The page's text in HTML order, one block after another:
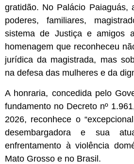
gratidão. No Palácio Paiaguás,
poderes, familiares,
sistema de Justiça e amigos
homenagem que reconheceu
jurídica da magistrada, mas
na defesa das mulheres e da
A honraria, concedida pelo
fundamento no Decreto nº
2026, reconhece o
desembargadora e sua
enfrentamento à violência
Mato Grosso e no Brasil.